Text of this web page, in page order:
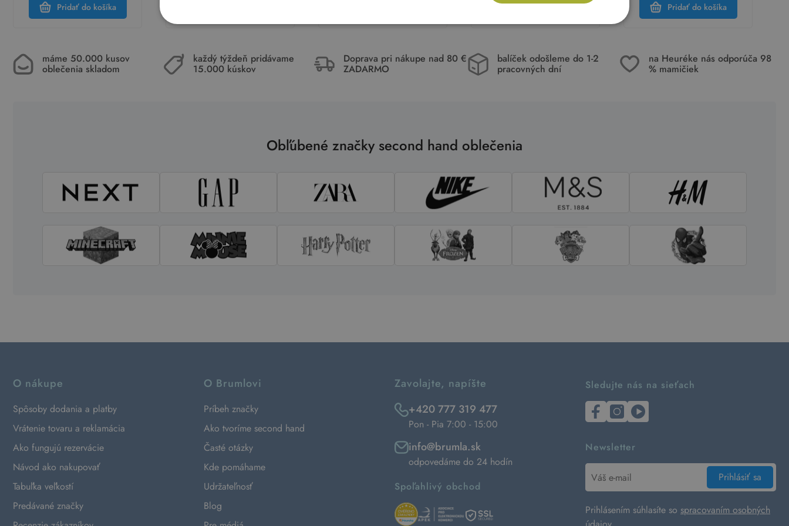
Pridať do košíka
Pridať do košíka
Pridať do košíka
máme 50.000 kusov
oblečenia skladom
každý týždeň pridávame
15.000 kúskov
Doprava pri nákupe nad 80 €
ZADARMO
balíček odošleme do 1-2
pracovných dní
na Heuréke nás odporúča 98
% mamičiek
Obľúbené značky second hand oblečenia
O nákupe
Spôsoby dodania a platby
Vrátenie tovaru a reklamácia
Ako fungujú rezervácie
Návod ako nakupovať
Tabuľka veľkostí
Predávané značky
O Brumlovi
Príbeh značky
Ako tvoríme second hand
Časté otázky
Kde pomáhame
Udržateľnosť
Blog
Zavolajte, napíšte
+420 777 319 477
Pon - Pia 7:00 - 15:00
info@brumla.sk
odpovedáme do 24 hodín
Spoľahlivý obchod
Sledujte nás na sieťach
Newsletter
Prihlásiť sa
Prihlásením súhlasíte so spracovaním osobných